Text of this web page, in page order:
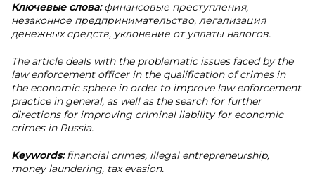
Ключевые слова:финансовые преступления,
незаконное предпринимательство, легализация
денежных средств, уклонение от уплаты налогов.
The article deals with the problematic issues faced by the
law enforcement officer in the qualification of crimes in
the economic sphere in order to improve law enforcement
practice in general, as well as the search for further
directions for improving criminal liability for economic
crimes in Russia.
Keywords:financial crimes, illegal entrepreneurship,
money laundering, tax evasion.